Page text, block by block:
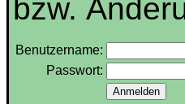
bzw.
Benutzername:
Passwort: